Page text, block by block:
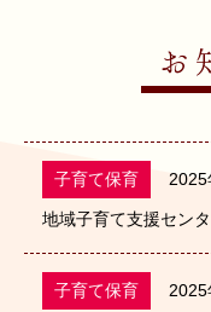
お
子育て保育 2025
地域子育て支援セン
子育て保育 2025